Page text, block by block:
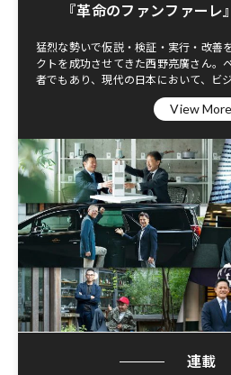
『革命のファンファーレ
猛烈な勢いで仮説・検証・実行・改善
クトを成功させてきた西野亮廣さん。
者でもあり、現代の日本において、ビ
クすべき人物の筆頭といえる西野さん
View More
連載